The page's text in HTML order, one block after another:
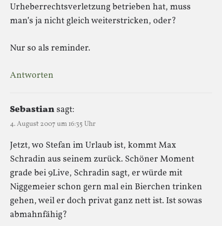
Urheberrechtsverletzung betrieben hat, muss
man’s ja nicht gleich weiterstricken, oder?
Nur so als reminder.
Antworten
Sebastiansagt:
4. August 2007 um 16:35 Uhr
Jetzt, wo Stefan im Urlaub ist, kommt Max
Schradin aus seinem zurück. Schöner Moment
grade bei 9Live, Schradin sagt, er würde mit
Niggemeier schon gern mal ein Bierchen trinken
gehen, weil er doch privat ganz nett ist. Ist sowas
abmahnfähig?